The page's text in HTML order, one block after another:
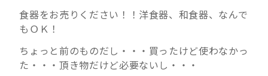
食器をお売りください！！洋食器、和食器、なんで
もＯＫ！
ちょっと前のものだし・・・買ったけど使わなかっ
た・・・頂き物だけど必要ないし・・・